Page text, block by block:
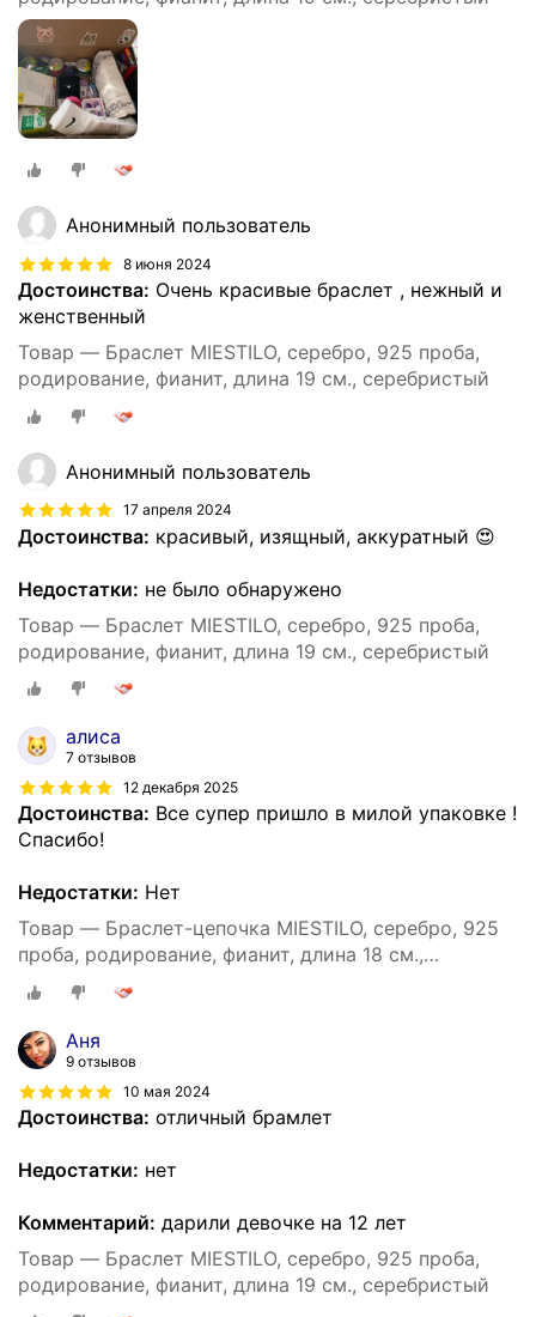
Анонимный пользователь
8 июня 2024
Достоинства: Очень красивые браслет , нежный и
женственный
Товар — Браслет MIESTILO, серебро, 925 проба,
родирование, фианит, длина 19 см., серебристый
Анонимный пользователь
17 апреля 2024
Достоинства: красивый, изящный, аккуратный 😍
Недостатки: не было обнаружено
Товар — Браслет MIESTILO, серебро, 925 проба,
родирование, фианит, длина 19 см., серебристый
алиса
7 отзывов
12 декабря 2025
Достоинства: Все супер пришло в милой упаковке !
Спасибо!
Недостатки: Нет
Товар — Браслет-цепочка MIESTILO, серебро, 925
проба, родирование, фианит, длина 18 см.,
серебристый
Аня
9 отзывов
10 мая 2024
Достоинства: отличный брамлет
Недостатки: нет
Комментарий: дарили девочке на 12 лет
Товар — Браслет MIESTILO, серебро, 925 проба,
родирование, фианит, длина 19 см., серебристый